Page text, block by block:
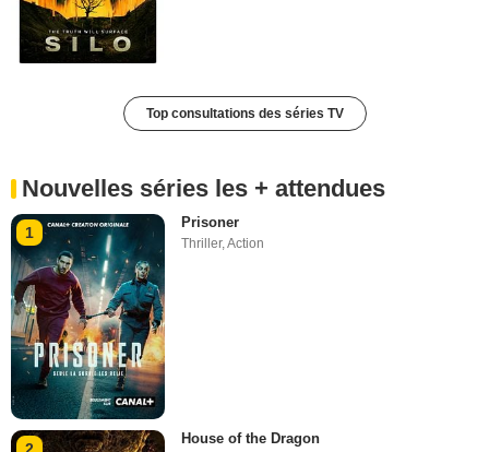
Top consultations des séries TV
Nouvelles séries les + attendues
1
Prisoner
Thriller,Action
House of the Dragon